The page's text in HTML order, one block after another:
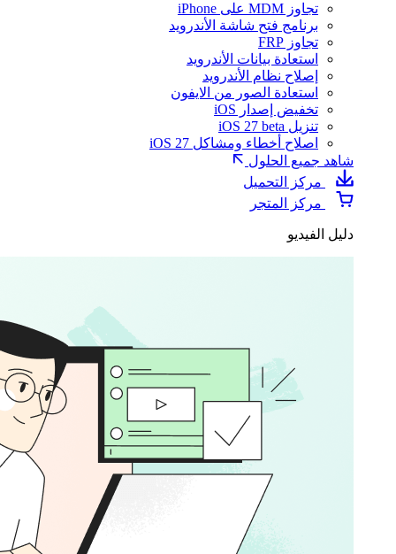
تجاوز MDM على iPhone
برنامج فتح شاشة الأندرويد
تجاوز FRP
استعادة بيانات الأندرويد
إصلاح نظام الأندرويد
استعادة الصور من الايفون
تخفيض إصدار iOS
تنزيل iOS 27 beta
اصلاح أخطاء ومشاكل iOS 27
شاهد جميع الحلول
مركز التحميل
مركز المتجر
دليل الفيديو